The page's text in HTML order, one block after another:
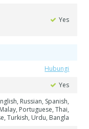
Yes
Hubungi
Yes
Russian, Spanish,
Portuguese, Thai,
Turkish, Urdu, Bangla